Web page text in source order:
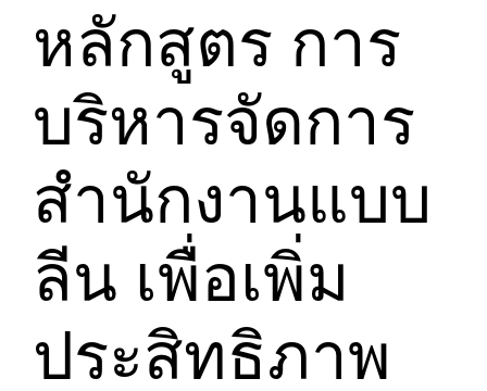
หลักสูตร การ
บริหารจัดการ
สำนักงานแบบ
ลีน เพื่อเพิ่ม
ประสิทธิภาพ